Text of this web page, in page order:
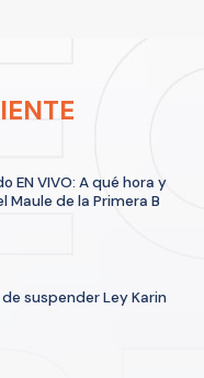
EN VIVO: A qué hora y
Maule de la Primera B
suspender Ley Karin